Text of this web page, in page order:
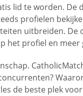
lid te worden.
profielen
uitbreiden.
het profiel en
de beste plek